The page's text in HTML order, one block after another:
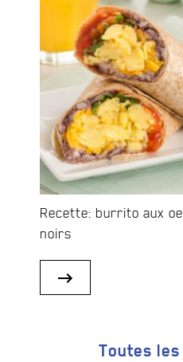
Recette: burrito aux
noirs
Toutes